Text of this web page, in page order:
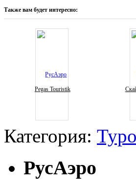
Также вам будет интересно:
Pegas Touristik
Категория:
РусАэро